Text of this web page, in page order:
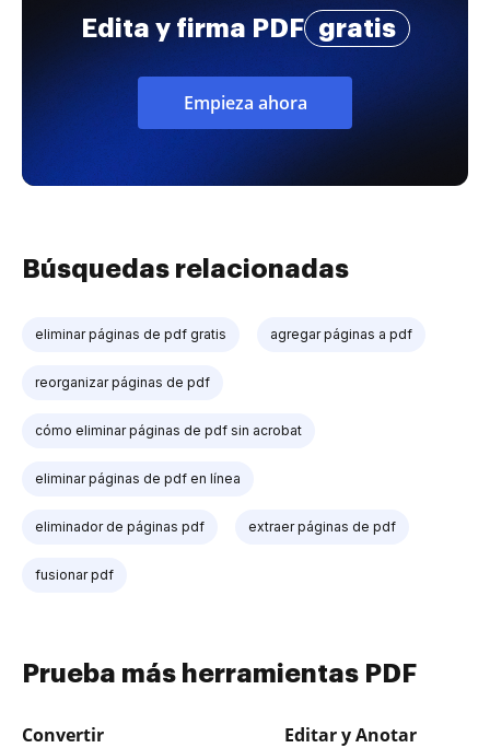
Edita y firma PDF gratis
Empieza ahora
Búsquedas relacionadas
eliminar páginas de pdf gratis agregar páginas a pdf
reorganizar páginas de pdf
cómo eliminar páginas de pdf sin acrobat
eliminar páginas de pdf en línea
eliminador de páginas pdf extraer páginas de pdf
fusionar pdf
Prueba más herramientas PDF
Convertir Editar y Anotar